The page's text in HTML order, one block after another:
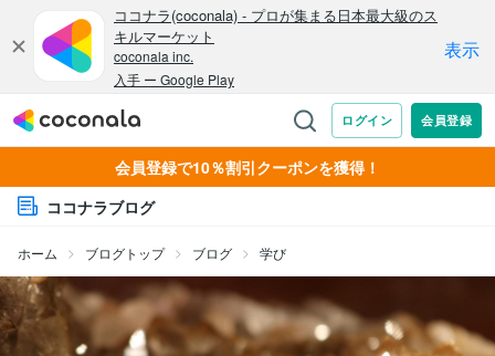
会員登録で10％割引クーポンを獲得！
ココナラブログ
ホーム ブログトップ ブログ 学び